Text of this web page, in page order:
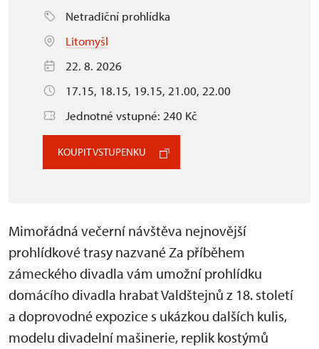
Netradiční prohlídka
Litomyšl
22. 8. 2026
17.15, 18.15, 19.15, 21.00, 22.00
Jednotné vstupné: 240 Kč
KOUPIT VSTUPENKU
Mimořádná večerní návštěva nejnovější
prohlídkové trasy nazvané Za příběhem
zámeckého divadla vám umožní prohlídku
domácího divadla hrabat Valdštejnů z 18. století
a doprovodné expozice s ukázkou dalších kulis,
modelu divadelní mašinerie, replik kostýmů